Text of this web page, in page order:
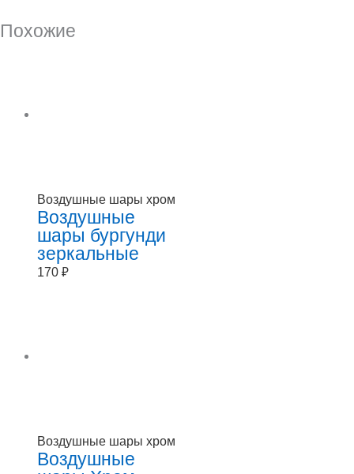
Похожие
Воздушные шары хром
Воздушные
шары бургунди
зеркальные
170 ₽
Воздушные шары хром
Воздушные